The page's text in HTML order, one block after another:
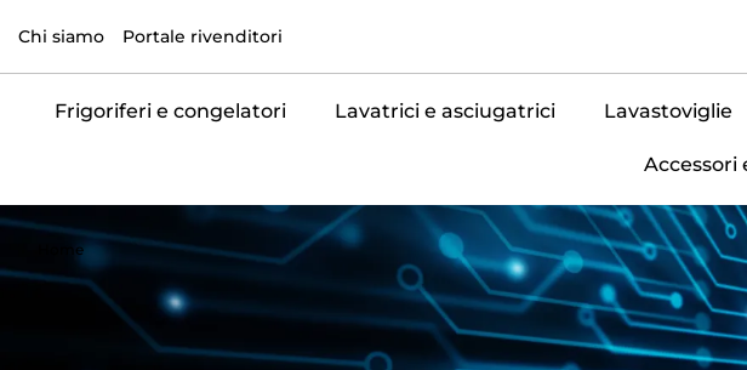
Chi siamo Portale rivenditori
Frigoriferi e congelatori Lavatrici e asciugatrici Lavastoviglie
Accessori
Home